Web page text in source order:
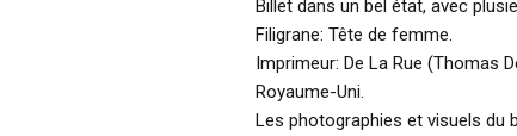
Billet dans un bel état, avec
Filigrane: Tête de femme.
Imprimeur: De La Rue (Thomas
Royaume-Uni.
Les photographies et visuels du